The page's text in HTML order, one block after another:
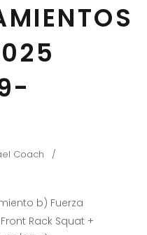
Coach
b) Fuerza
Rack Squat +